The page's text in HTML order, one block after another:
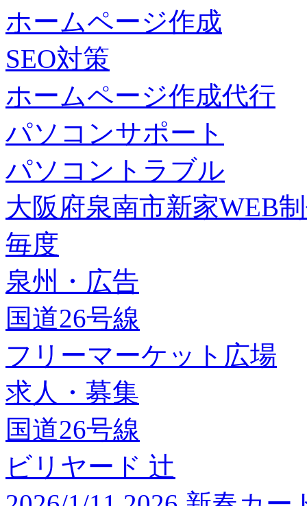
ホームページ作成
SEO対策
ホームページ作成代行
パソコンサポート
パソコントラブル
大阪府泉南市新家WEB
毎度
泉州・広告
国道26号線
フリーマーケット広場
求人・募集
国道26号線
ビリヤード 辻